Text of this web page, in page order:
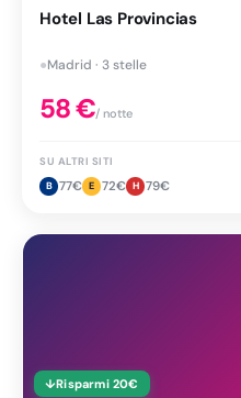
Hotel Las Provincias
●Madrid · 3 stelle
58€/ notte
SU ALTRI SITI
B 77€ E 72€ H 79€
↓Risparmi 20€